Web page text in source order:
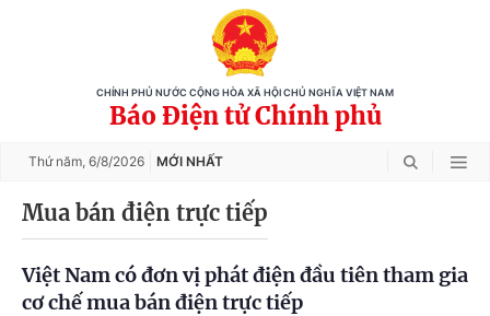
CHÍNH PHỦ NƯỚC CỘNG HÒA XÃ HỘI CHỦ NGHĨA VIỆT NAM
Báo Điện tử Chính phủ
Thứ năm, 6/8/2026 MỚI NHẤT
Mua bán điện trực tiếp
Việt Nam có đơn vị phát điện đầu tiên tham gia
cơ chế mua bán điện trực tiếp